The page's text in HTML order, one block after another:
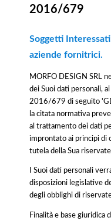
2016/679
Soggetti
aziende fornitrici.
MORFO DESIGN SRL
dei Suoi dati personali,
2016/679 di seguito
la citata normativa
al trattamento dei dati
improntato ai principi di
tutela della Sua
I Suoi dati personali
disposizioni legislative
degli obblighi di
Finalità e base giuridica